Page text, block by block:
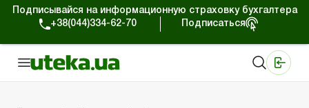
Подписывайся на информационную страховку бухгалтера
+38(044)334-62-70
Подписаться